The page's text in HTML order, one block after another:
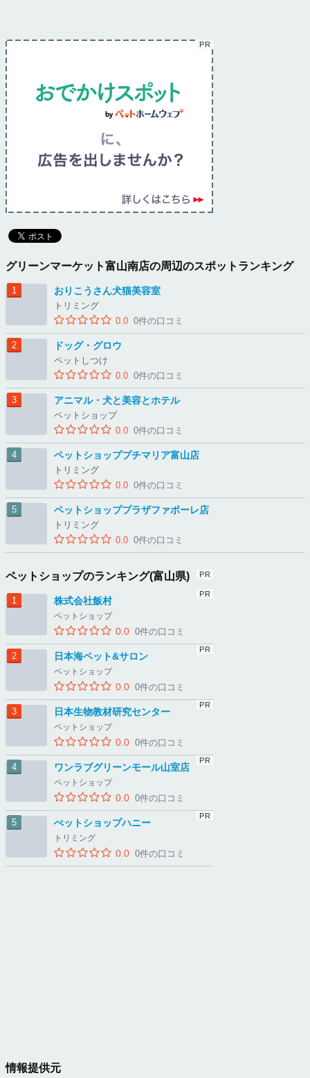
グリーンマーケット富山南店の周辺のスポットランキング
おりこうさん犬猫美容室
トリミング
0.0 0件の口コミ
ドッグ・グロウ
ペットしつけ
0.0 0件の口コミ
アニマル・犬と美容とホテル
ペットショップ
0.0 0件の口コミ
ペットショッププチマリア富山店
トリミング
0.0 0件の口コミ
ペットショッププラザファボーレ店
トリミング
0.0 0件の口コミ
ペットショップのランキング(富山県)
株式会社飯村
ペットショップ
0.0 0件の口コミ
日本海ペット&サロン
ペットショップ
0.0 0件の口コミ
日本生物教材研究センター
ペットショップ
0.0 0件の口コミ
ワンラブグリーンモール山室店
ペットショップ
0.0 0件の口コミ
ぺットショップハニー
トリミング
0.0 0件の口コミ
情報提供元